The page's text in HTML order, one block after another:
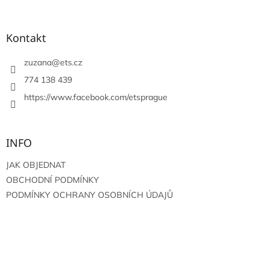
Kontakt
zuzana@ets.cz
774 138 439
https://www.facebook.com/etsprague
INFO
JAK OBJEDNAT
OBCHODNÍ PODMÍNKY
PODMÍNKY OCHRANY OSOBNÍCH ÚDAJŮ